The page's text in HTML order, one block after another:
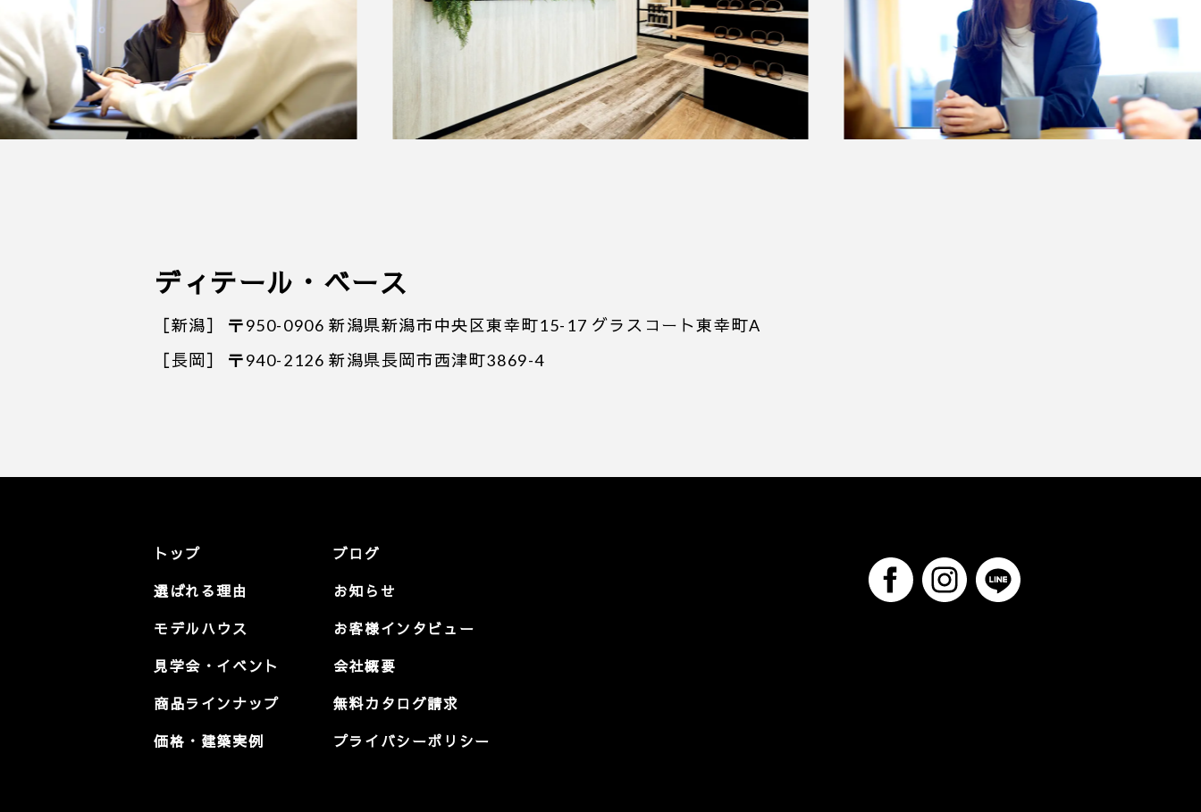
ディテール・ベース
［新潟］ 〒950-0906 新潟県新潟市中央区東幸町15-17 グラスコート東幸町A
［長岡］ 〒940-2126 新潟県長岡市西津町3869-4
トップ
選ばれる理由
モデルハウス
見学会・イベント
商品ラインナップ
価格・建築実例
ブログ
お知らせ
お客様インタビュー
会社概要
無料カタログ請求
プライバシーポリシー